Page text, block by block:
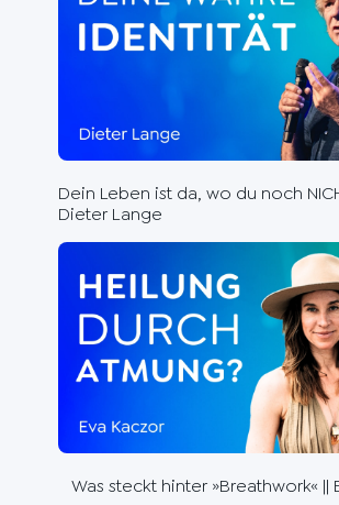
Dein Leben ist da, wo du noch
Dieter Lange
Was steckt hinter »Breathwork« ||